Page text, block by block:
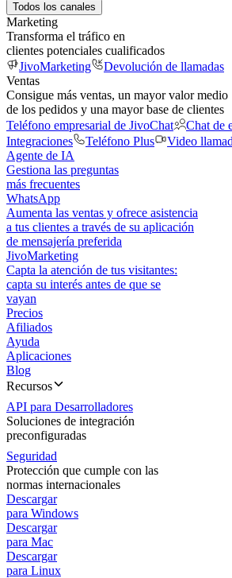
Todos los canales
Marketing
Transforma el tráfico en
clientes potenciales cualificados
JivoMarketing
Devolución de llamadas
Ventas
Consigue más ventas, un mayor valor medio
de los pedidos y una mayor base de clientes
Teléfono empresarial de JivoChat
Chat de
Integraciones
Teléfono Plus Video
Agente de IA
Gestiona las preguntas
más frecuentes
WhatsApp
Aumenta las ventas y ofrece asistencia
a tus clientes a través de su aplicación
de mensajería preferida
JivoMarketing
Capta la atención de tus visitantes:
capta su interés antes de que se
vayan
Precios
Afiliados
Ayuda
Aplicaciones
Blog
Recursos
API para Desarrolladores
Soluciones de integración
preconfiguradas
Seguridad
Protección que cumple con las
normas internacionales
Descargar
para Windows
Descargar
para Mac
Descargar
para Linux